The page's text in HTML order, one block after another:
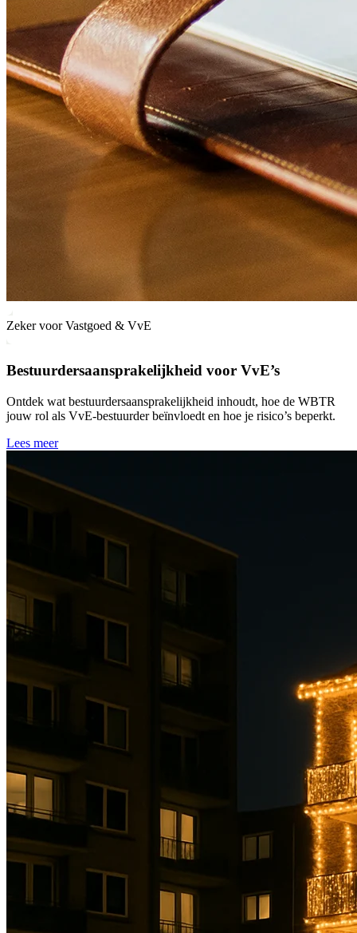
Zeker voor Vastgoed & VvE
Bestuurdersaansprakelijkheid voor VvE’s
Ontdek wat bestuurdersaansprakelijkheid inhoudt, hoe de WBTR
jouw rol als VvE-bestuurder beïnvloedt en hoe je risico’s beperkt.
Lees meer